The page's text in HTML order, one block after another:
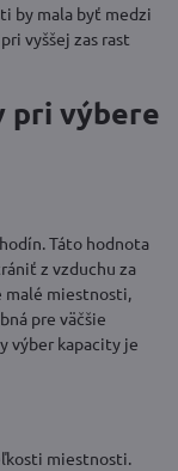
by mala byť medzi
vyššej zas rast
pri výbere
Táto hodnota
z vzduchu za
malé miestnosti,
pre väčšie
výber kapacity je
miestnosti.